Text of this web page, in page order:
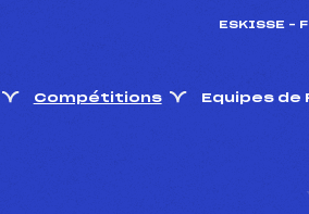
ESKISSE –
Compétitions Equipes de